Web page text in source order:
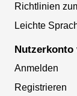
Richtlinien
Leichte
Nutzerkonto
Anmelden
Registrieren